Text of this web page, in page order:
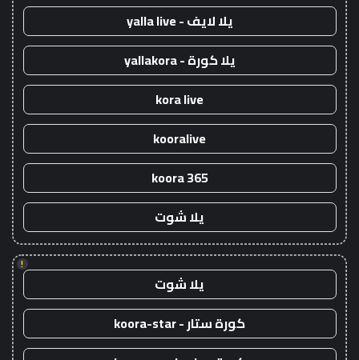
يلا لايف - yalla live
يلا كورة - yallakora
kora live
kooralive
koora 365
يلا شوت
!
يلا شوت
كورة ستار - koora-star